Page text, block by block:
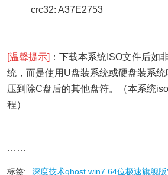
crc32: A37E2753
[温馨提示] ：下载本系统ISO文件后如
统，而是使用U盘装系统或硬盘装系
压到除C盘后的其他盘符。（本系统
程）
……
标签: 深度技术ghost win7 64位极速旗舰